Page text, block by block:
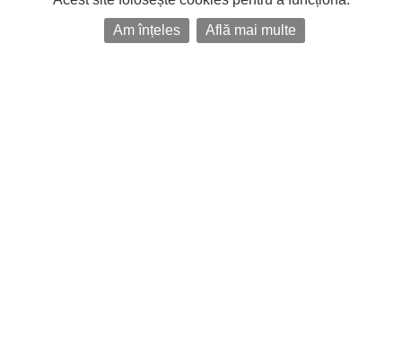
Am înțeles
Află mai multe